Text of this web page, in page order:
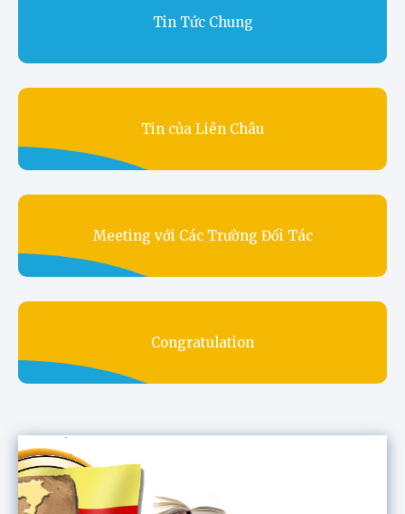
Tin Tức Chung
Tin của Liên Châu
Meeting với Các Trường Đối Tác
Congratulation